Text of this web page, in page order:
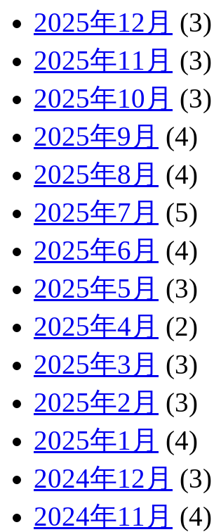
2025年12月 (3)
2025年11月 (3)
2025年10月 (3)
2025年9月 (4)
2025年8月 (4)
2025年7月 (5)
2025年6月 (4)
2025年5月 (3)
2025年4月 (2)
2025年3月 (3)
2025年2月 (3)
2025年1月 (4)
2024年12月 (3)
2024年11月 (4)